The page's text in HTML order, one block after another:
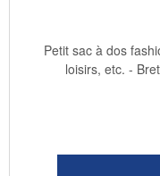
Petit sac à dos
loisirs, etc. -